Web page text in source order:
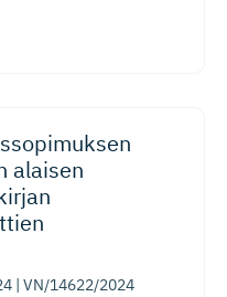
alaisen
| VN/14622/2024